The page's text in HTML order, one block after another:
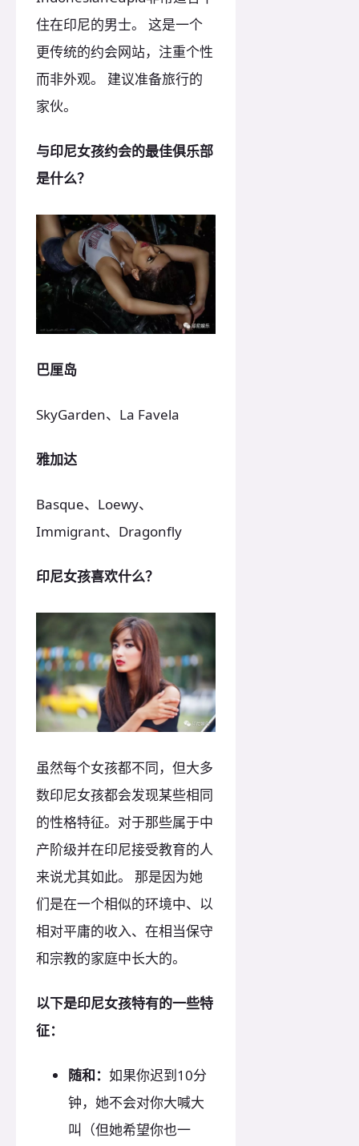
住在印尼的男士。 这是一个
更传统的约会网站，注重个性
而非外观。 建议准备旅行的
家伙。
与印尼女孩约会的最佳俱乐部
是什么？
巴厘岛
SkyGarden、La Favela
雅加达
Basque、Loewy、
Immigrant、Dragonfly
印尼女孩喜欢什么？
虽然每个女孩都不同，但大多
数印尼女孩都会发现某些相同
的性格特征。对于那些属于中
产阶级并在印尼接受教育的人
来说尤其如此。 那是因为她
们是在一个相似的环境中、以
相对平庸的收入、在相当保守
和宗教的家庭中长大的。
以下是印尼女孩特有的一些特
征：
随和： 如果你迟到10分
钟，她不会对你大喊大
叫（但她希望你也一